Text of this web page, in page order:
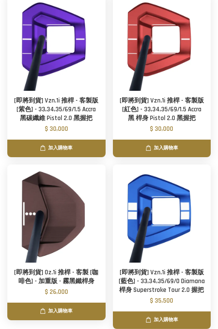
[即將到貨] Vzn.1i 推桿 - 客製版
[紫色] - 33,34,35/69/1.5 Accra
黑碳纖維 Pistol 2.0 黑握把
$ 30,000
加入購物車
[即將到貨] Vzn.1i 推桿 - 客製版
[紅色] - 33,34,35/69/1.5 Accra
黑 桿身 Pistol 2.0 黑握把
$ 30,000
加入購物車
[即將到貨] Oz.1i 推桿 - 客製 [咖
啡色] - 加重版 - 霧黑鐵桿身
$ 26,000
加入購物車
[即將到貨] Vzn.1i 推桿 - 客製版
[藍色] - 33,34,35/69/0 Diamana
桿身 Superstroke Tour 2.0 握把
$ 35,500
加入購物車